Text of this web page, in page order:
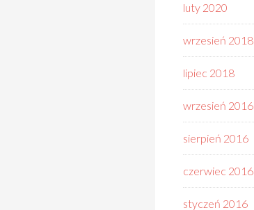
luty 2020
wrzesień 2018
lipiec 2018
wrzesień 2016
sierpień 2016
czerwiec 2016
styczeń 2016